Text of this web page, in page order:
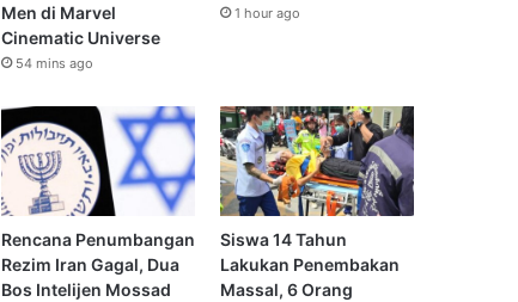
Men di Marvel
Cinematic Universe
54 mins ago
1 hour ago
Rencana Penumbangan
Rezim Iran Gagal, Dua
Bos Intelijen Mossad
Siswa 14 Tahun
Lakukan Penembakan
Massal, 6 Orang